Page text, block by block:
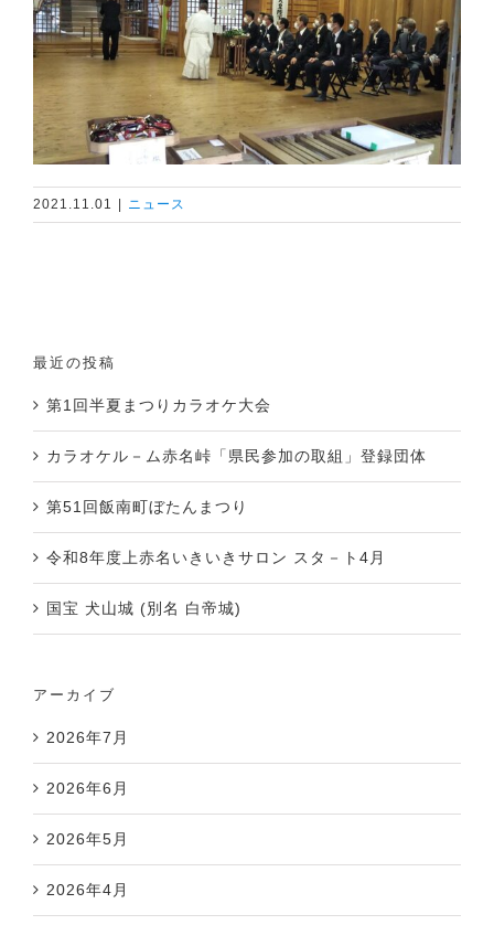
2021.11.01 | ニュース
最近の投稿
第1回半夏まつりカラオケ大会
カラオケル－ム赤名峠「県民参加の取組」登録団体
第51回飯南町ぼたんまつり
令和8年度上赤名いきいきサロン スタ－ト4月
国宝 犬山城 (別名 白帝城)
アーカイブ
2026年7月
2026年6月
2026年5月
2026年4月